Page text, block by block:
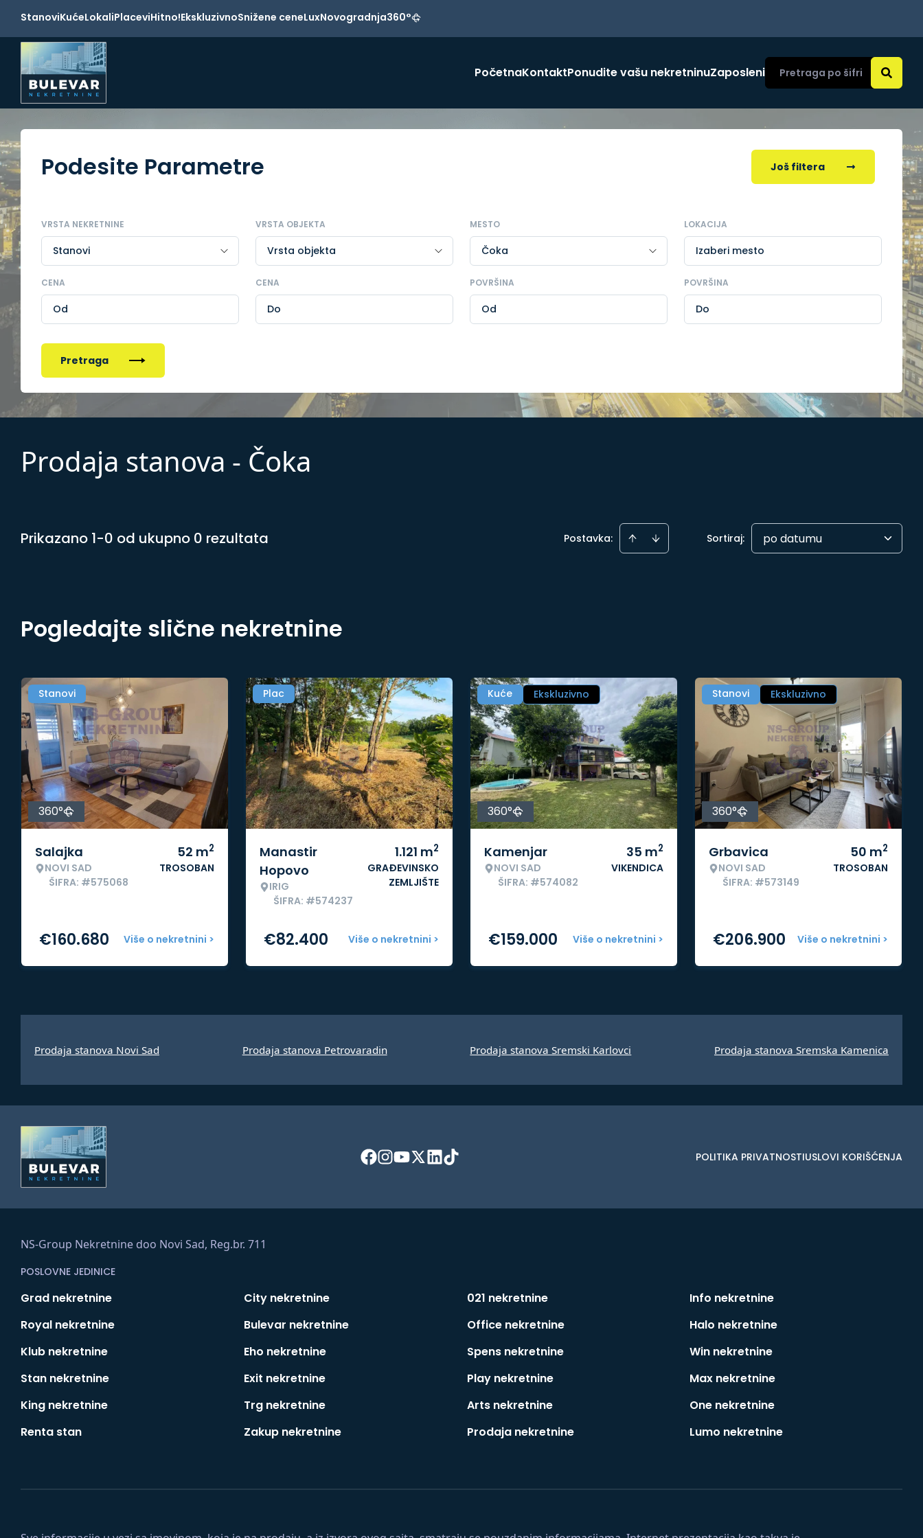
StanoviKućeLokaliPlaceviHitno!EkskluzivnoSnižene ceneLuxNovogradnja360°
PočetnaKontaktPonudite vašu nekretninuZaposleni
Podesite Parametre Još filtera
VRSTA NEKRETNINE VRSTA OBJEKTA MESTO LOKACIJA
Izaberi mesto
CENA CENA POVRŠINA POVRŠINA
Pretraga
Prodaja stanova - Čoka
Prikazano 1-0 od ukupno 0 rezultata Postavka: Sortiraj: po datumu
Pogledajte slične nekretnine
Stanovi
360°
Salajka
NOVI SAD
ŠIFRA: #575068
52 m2
TROSOBAN
Više o nekretnini >
€160.680
Plac
Manastir
Hopovo
IRIG
ŠIFRA: #574237
1.121 m2
GRAĐEVINSKO
ZEMLJIŠTE
Više o nekretnini >
€82.400
Kuće Ekskluzivno
360°
Kamenjar
NOVI SAD
ŠIFRA: #574082
35 m2
VIKENDICA
Više o nekretnini >
€159.000
Stanovi Ekskluzivno
360°
Grbavica
NOVI SAD
ŠIFRA: #573149
50 m2
TROSOBAN
Više o nekretnini >
€206.900
Prodaja stanova Novi Sad Prodaja stanova Petrovaradin Prodaja stanova Sremski Karlovci Prodaja stanova Sremska Kamenica
POLITIKA PRIVATNOSTIUSLOVI KORIŠĆENJA
NS-Group Nekretnine doo Novi Sad, Reg.br. 711
POSLOVNE JEDINICE
Grad nekretnine City nekretnine 021 nekretnine
Info nekretnine
Royal nekretnine
Bulevar nekretnine Office nekretnine
Halo nekretnine
Klub nekretnine
Eho nekretnine Spens nekretnine
Win nekretnine
Stan nekretnine
Exit nekretnine Play nekretnine
Max nekretnine
King nekretnine
Trg nekretnine Arts nekretnine
One nekretnine
Renta stan
Zakup nekretnine Prodaja nekretnine Lumo nekretnine